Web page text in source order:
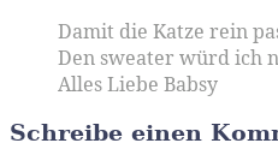
Damit die Katze rein
Den sweater würd ich
Alles Liebe Babsy
Schreibe einen